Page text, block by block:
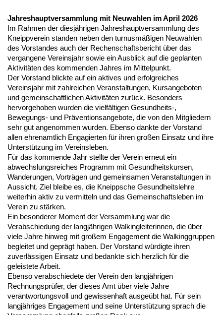
Jahreshauptversammlung mit Neuwahlen im April 2026
Im Rahmen der diesjährigen Jahreshauptversammlung des
Kneippverein standen neben den turnusmäßigen Neuwahlen
des Vorstandes auch der Rechenschaftsbericht über das
vergangene Vereinsjahr sowie ein Ausblick auf die geplanten
Aktivitäten des kommenden Jahres im Mittelpunkt.
Der Vorstand blickte auf ein aktives und erfolgreiches
Vereinsjahr mit zahlreichen Veranstaltungen, Kursangeboten
und gemeinschaftlichen Aktivitäten zurück. Besonders
hervorgehoben wurden die vielfältigen Gesundheits-,
Bewegungs- und Präventionsangebote, die von den Mitgliedern
sehr gut angenommen wurden. Ebenso dankte der Vorstand
allen ehrenamtlich Engagierten für ihren großen Einsatz und ihre
Unterstützung im Vereinsleben.
Für das kommende Jahr stellte der Verein erneut ein
abwechslungsreiches Programm mit Gesundheitskursen,
Wanderungen, Vorträgen und gemeinsamen Veranstaltungen in
Aussicht. Ziel bleibe es, die Kneippsche Gesundheitslehre
weiterhin aktiv zu vermitteln und das Gemeinschaftsleben im
Verein zu stärken.
Ein besonderer Moment der Versammlung war die
Verabschiedung der langjährigen Walkingleiterinnen, die über
viele Jahre hinweg mit großem Engagement die Walkinggruppen
begleitet und geprägt haben. Der Vorstand würdigte ihren
zuverlässigen Einsatz und bedankte sich herzlich für die
geleistete Arbeit.
Ebenso verabschiedete der Verein den langjährigen
Rechnungsprüfer, der dieses Amt über viele Jahre
verantwortungsvoll und gewissenhaft ausgeübt hat. Für sein
langjähriges Engagement und seine Unterstützung sprach die